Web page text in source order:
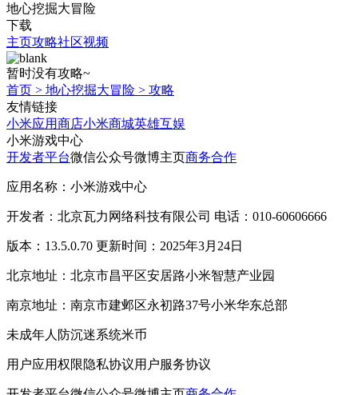
地心挖掘大冒险
下载
主页攻略社区视频
暂时没有攻略~
首页 > 地心挖掘大冒险 > 攻略
友情链接
小米应用商店小米商城英雄互娱
小米游戏中心
开发者平台微信公众号微博主页商务合作
应用名称：小米游戏中心
开发者：北京瓦力网络科技有限公司 电话：010-60606666
版本：13.5.0.70 更新时间：2025年3月24日
北京地址：北京市昌平区安居路小米智慧产业园
南京地址：南京市建邺区永初路37号小米华东总部
未成年人防沉迷系统米币
用户应用权限隐私协议用户服务协议